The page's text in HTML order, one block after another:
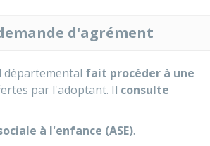
d'agrément
départemental fait procéder à une
par l'adoptant. Il consulte
à l'enfance (ASE).